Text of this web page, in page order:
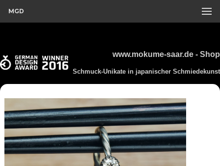
MGD
www.mokume-saar.de - Shop
Schmuck-Unikate in japanischer Schmiedekunst